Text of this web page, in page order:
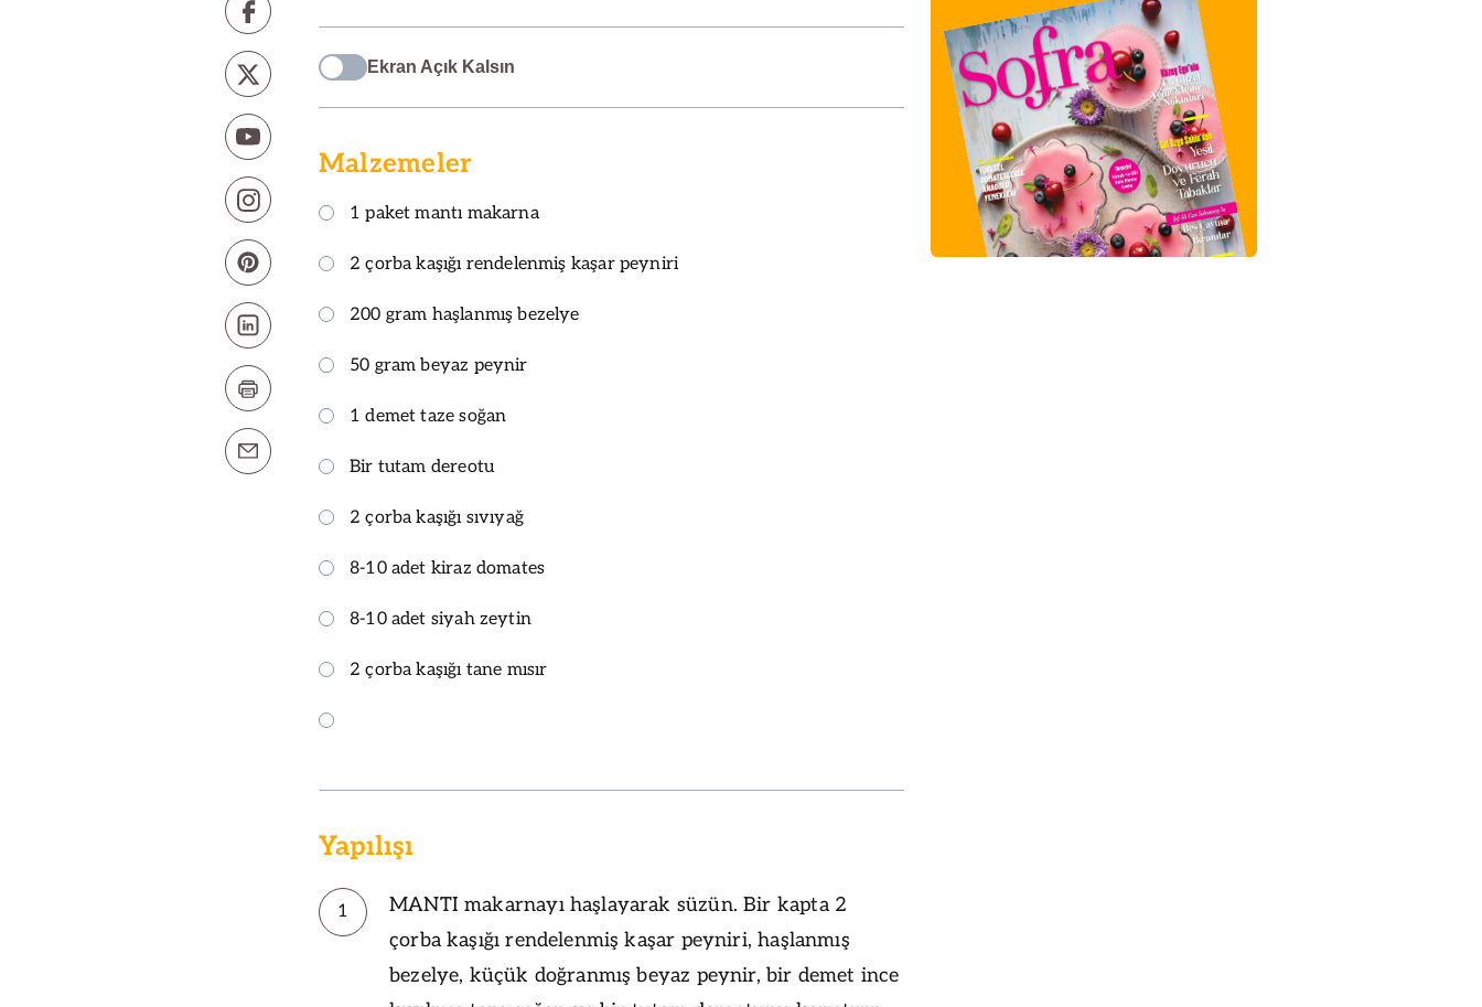
Ekran Açık Kalsın
Malzemeler
1 paket mantı makarna
2 çorba kaşığı rendelenmiş kaşar peyniri
200 gram haşlanmış bezelye
50 gram beyaz peynir
1 demet taze soğan
Bir tutam dereotu
2 çorba kaşığı sıvıyağ
8-10 adet kiraz domates
8-10 adet siyah zeytin
2 çorba kaşığı tane mısır
Yapılışı
1
MANTI makarnayı haşlayarak süzün. Bir kapta 2
çorba kaşığı rendelenmiş kaşar peyniri, haşlanmış
bezelye, küçük doğranmış beyaz peynir, bir demet ince